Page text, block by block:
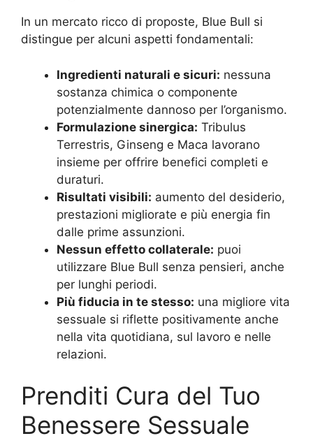
In un mercato ricco di proposte, Blue Bull si
distingue per alcuni aspetti fondamentali:
Ingredienti naturali e sicuri: nessuna
sostanza chimica o componente
potenzialmente dannoso per l’organismo.
Formulazione sinergica: Tribulus
Terrestris, Ginseng e Maca lavorano
insieme per offrire benefici completi e
duraturi.
Risultati visibili: aumento del desiderio,
prestazioni migliorate e più energia fin
dalle prime assunzioni.
Nessun effetto collaterale: puoi
utilizzare Blue Bull senza pensieri, anche
per lunghi periodi.
Più fiducia in te stesso: una migliore vita
sessuale si riflette positivamente anche
nella vita quotidiana, sul lavoro e nelle
relazioni.
Prenditi Cura del Tuo
Benessere Sessuale